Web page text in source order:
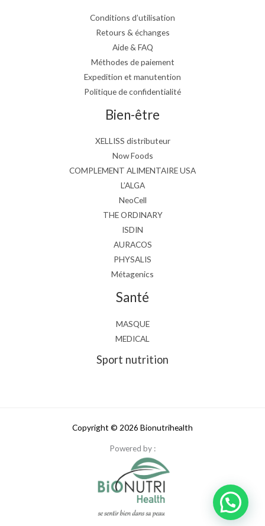
Conditions d’utilisation
Retours & échanges
Aide & FAQ
Méthodes de paiement
Expedition et manutention
Politique de confidentialité
Bien-être
XELLISS distributeur
Now Foods
COMPLEMENT ALIMENTAIRE USA
L’ALGA
NeoCell
THE ORDINARY
ISDIN
AURACOS
PHYSALIS
Métagenics
Santé
MASQUE
MEDICAL
Sport nutrition
Copyright © 2026 Bionutrihealth
Powered by :